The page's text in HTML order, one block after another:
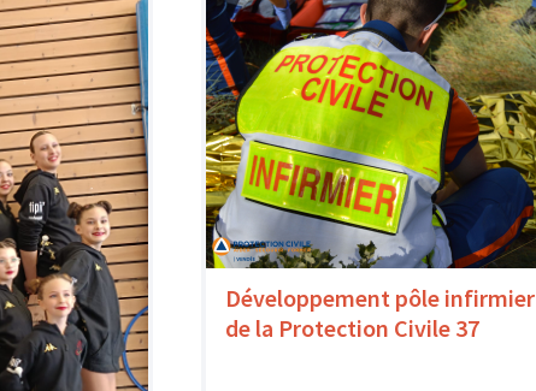
Développement pôle infirmier
de la Protection Civile 37